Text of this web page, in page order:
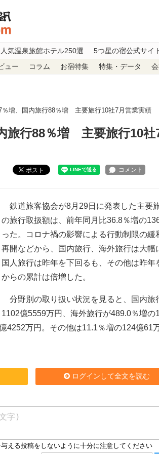
人気温泉旅館ホテル250選 5つ星の宿公式サイ
ュー コラム お宿特集 特集・データ
％増、国内旅行88％増 主要旅行10社7月営業実績
旅行88％増 主要旅行10社
ポスト
鉄道旅客協会が8月29日に発表した主要
の旅行取扱額は、前年同月比36.8％増の
った。コロナ禍の影響による行動制限の緩
再開などから、国内旅行、海外旅行は大幅
国人旅行は昨年を下回るも、その他は昨年
からの累計は倍増した。
分野別の取り扱い状況を見ると、国内旅
1102億5559万円、海外旅行が489.0％増の
4252万円。その他は11.1％増の124億61
ログインして全文を読む